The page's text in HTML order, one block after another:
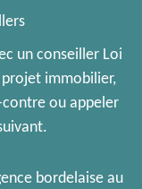
un conseiller Loi
immobilier,
ou appeler
bordelaise au